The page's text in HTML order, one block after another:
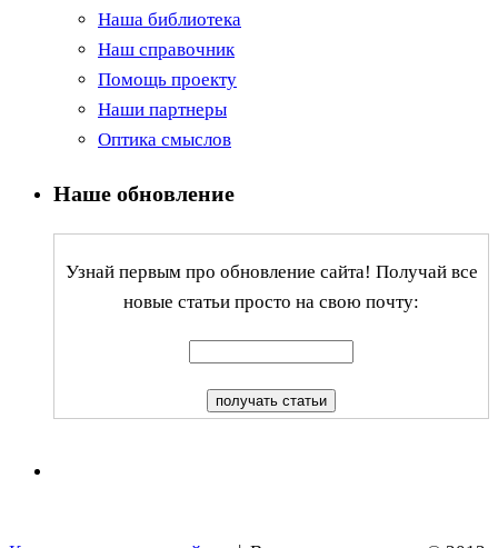
Наша библиотека
Наш справочник
Помощь проекту
Наши партнеры
Оптика смыслов
Наше обновление
Узнай первым про обновление сайта! Получай все
новые статьи просто на свою почту: